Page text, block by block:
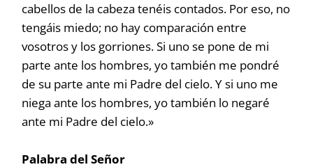
cabellos de la cabeza tenéis contados. Por eso, no
tengáis miedo; no hay comparación entre
vosotros y los gorriones. Si uno se pone de mi
parte ante los hombres, yo también me pondré
de su parte ante mi Padre del cielo. Y si uno me
niega ante los hombres, yo también lo negaré
ante mi Padre del cielo.»
Palabra del Señor